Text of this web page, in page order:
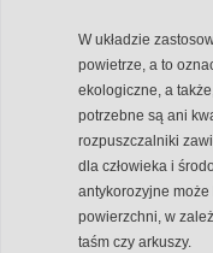
W układzie
powietrze, a to
ekologiczne, a
potrzebne są ani
rozpuszczalniki
dla człowieka i
antykorozyjne może
powierzchni, w
taśm czy arkuszy.